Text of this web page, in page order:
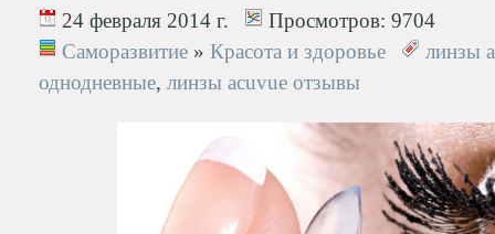
24 февраля 2014 г. Просмотров: 9704
Саморазвитие » Красота и здоровье
линзы
однодневные, линзы acuvue отзывы